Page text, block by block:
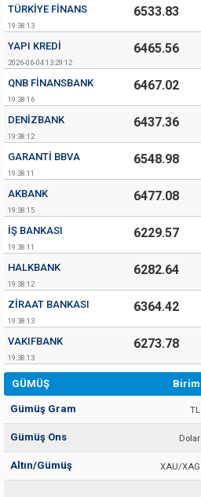
TÜRKIYE FINANS
19:38:13
6533.83
YAPI KREDI
2026-06-04 13:29:12
6465.56
QNB FINANSBANK
19:38:16
6467.02
DENIZBANK
19:38:12
6437.36
GARANTI BBVA
19:38:11
6548.98
AKBANK
19:38:15
6477.08
İŞ BANKASI
19:38:11
6229.57
HALKBANK
19:38:12
6282.64
ZIRAAT BANKASI
19:38:13
6364.42
VAKIFBANK
19:38:13
6273.78
GÜMÜŞ Birim
Gümüş Gram TL
Gümüş Ons Dolar
Altın/Gümüş XAU/XAG